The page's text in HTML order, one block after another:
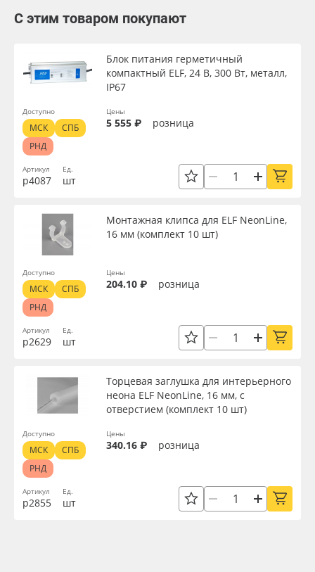
С этим товаром покупают
Артикул
р4087
Блок питания герметичный
компактный ELF, 24 В, 300 Вт, металл,
IP67
Ед.
шт
Цены
5 555 ₽ розница
Доступно
МСК
СПБ
РНД
Артикул
р2629
Монтажная клипса для ELF NeonLine,
16 мм (комплект 10 шт)
Ед.
шт
Цены
204.10 ₽ розница
Доступно
МСК
СПБ
РНД
Артикул
р2855
Торцевая заглушка для интерьерного
неона ELF NeonLine, 16 мм, с
отверстием (комплект 10 шт)
Ед.
шт
Цены
340.16 ₽ розница
Доступно
МСК
СПБ
РНД